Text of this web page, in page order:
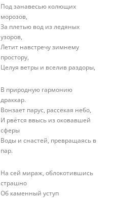
Под занавесью колющих
морозов,
За плетью вод из ледяных
узоров,
Летит навстречу зимнему
простору,
Целуя ветры и вселив раздоры,
В природную гармонию
драккар.
Вонзает парус, рассекая небо,
И рвётся ввысь из оковавшей
сферы
Воды и снастей, превращаясь в
пар.
На сей мираж, облокотившись
страшно
Об каменный уступ